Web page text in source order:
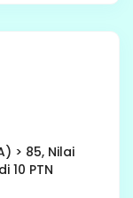
> 85, Nilai
10 PTN